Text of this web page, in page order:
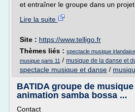
et entraîner le groupe dans un
Lire la suite
Site : https://www.telligo.fr
Thèmes liés : spectacle musique irlandaise
musique paris 11 / musique de la danse et
spectacle musique et danse /
BATIDA groupe de
animation samba bossa ...
Contact